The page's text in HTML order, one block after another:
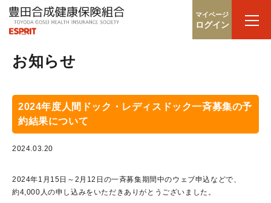
マイページ
ログイン
お知らせ
2024年度人間ドック・レディスドック一斉募集の予
約結果について
2024.03.20
2024年1月15日～2月12日の一斉募集期間中のウェブ申込などで、
約4,000人の申し込みをいただきありがとうございました。